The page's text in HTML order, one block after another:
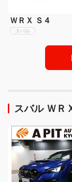
ＷＲＸ Ｓ４
スバル
スバル ＷＲ